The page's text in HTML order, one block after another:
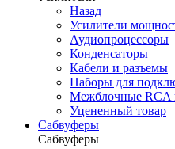
Назад
Усилители
Аудиопроцессоры
Конденсаторы
Кабели и разъемы
Наборы для
Межблочные RCA
Уцененный товар
Сабвуферы
Сабвуферы